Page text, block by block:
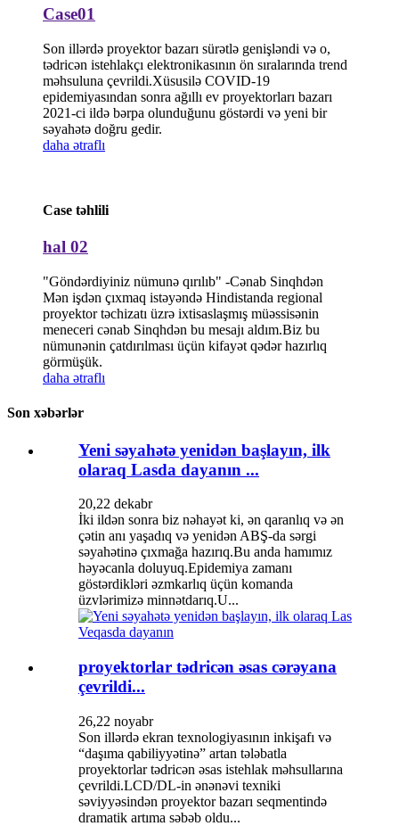
Case01
Son illərdə proyektor bazarı sürətlə genişləndi və o,
tədricən istehlakçı elektronikasının ön sıralarında trend
məhsuluna çevrildi.Xüsusilə COVID-19
epidemiyasından sonra ağıllı ev proyektorları bazarı
2021-ci ildə bərpa olunduğunu göstərdi və yeni bir
səyahətə doğru gedir.
daha ətraflı
Case təhlili
hal 02
"Göndərdiyiniz nümunə qırılıb" -Cənab Sinqhdən
Mən işdən çıxmaq istəyəndə Hindistanda regional
proyektor təchizatı üzrə ixtisaslaşmış müəssisənin
meneceri cənab Sinqhdən bu mesajı aldım.Biz bu
nümunənin çatdırılması üçün kifayət qədər hazırlıq
görmüşük.
daha ətraflı
Son xəbərlər
Yeni səyahətə yenidən başlayın, ilk
olaraq Lasda dayanın ...
20,22 dekabr
İki ildən sonra biz nəhayət ki, ən qaranlıq və ən
çətin anı yaşadıq və yenidən ABŞ-da sərgi
səyahətinə çıxmağa hazırıq.Bu anda hamımız
həyəcanla doluyuq.Epidemiya zamanı
göstərdikləri əzmkarlıq üçün komanda
üzvlərimizə minnətdarıq.U...
proyektorlar tədricən əsas cərəyana
çevrildi...
26,22 noyabr
Son illərdə ekran texnologiyasının inkişafı və
“daşıma qabiliyyətinə” artan tələbatla
proyektorlar tədricən əsas istehlak məhsullarına
çevrildi.LCD/DL-in ənənəvi texniki
səviyyəsindən proyektor bazarı seqmentində
dramatik artıma səbəb oldu...